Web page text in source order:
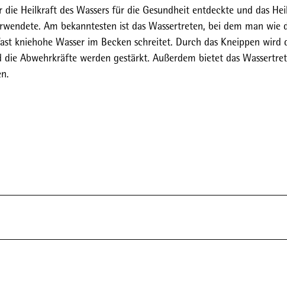
die Heilkraft des Wassers für die Gesundheit entdeckte und das
Am bekanntesten ist das Wassertreten, bei dem man wie
kniehohe Wasser im Becken schreitet. Durch das Kneippen wird
Abwehrkräfte werden gestärkt. Außerdem bietet das